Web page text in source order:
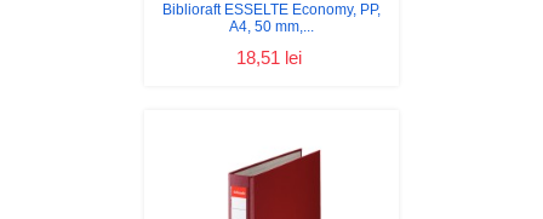
Biblioraft ESSELTE Economy, PP,
A4, 50 mm,...
18,51 lei